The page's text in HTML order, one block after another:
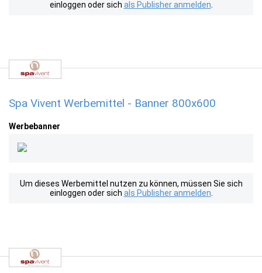
einloggen oder sich als Publisher anmelden
Spa Vivent Werbemittel - Banner 800x600
Werbebanner
Um dieses Werbemittel nutzen zu können, müssen Sie sich
einloggen oder sich als Publisher anmelden